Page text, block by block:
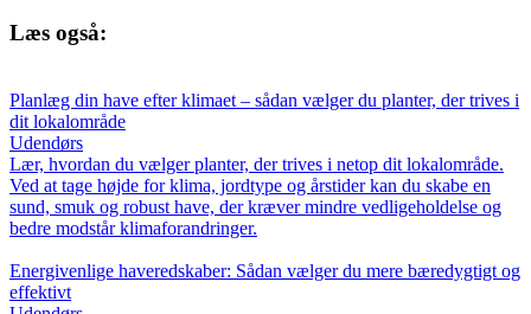
Læs også:
Planlæg din have efter klimaet – sådan vælger du planter, der trives i
dit lokalområde
Udendørs
Lær, hvordan du vælger planter, der trives i netop dit lokalområde.
Ved at tage højde for klima, jordtype og årstider kan du skabe en
sund, smuk og robust have, der kræver mindre vedligeholdelse og
bedre modstår klimaforandringer.
Energivenlige haveredskaber: Sådan vælger du mere bæredygtigt og
effektivt